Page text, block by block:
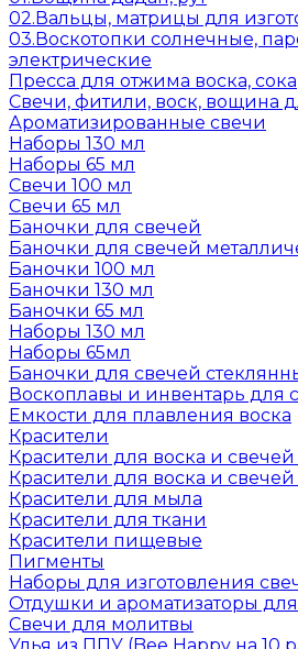
02.Вальцы, матрицы для
03.Воскотопки солнечные,
электрические
Пресса для отжима воска, сока
Свечи, фитили, воск, вощина
Ароматизированные свечи
Наборы 130 мл
Наборы 65 мл
Свечи 100 мл
Свечи 65 мл
Баночки для свечей
Баночки для свечей
Баночки 100 мл
Баночки 130 мл
Баночки 65 мл
Наборы 130 мл
Наборы 65мл
Баночки для свечей
Воскоплавы и инвентарь для
Емкости для плавления воска
Красители
Красители для воска и
Красители для воска и
Красители для мыла
Красители для ткани
Красители пищевые
Пигменты
Наборы для изготовления
Отдушки и ароматизаторы
Свечи для молитвы